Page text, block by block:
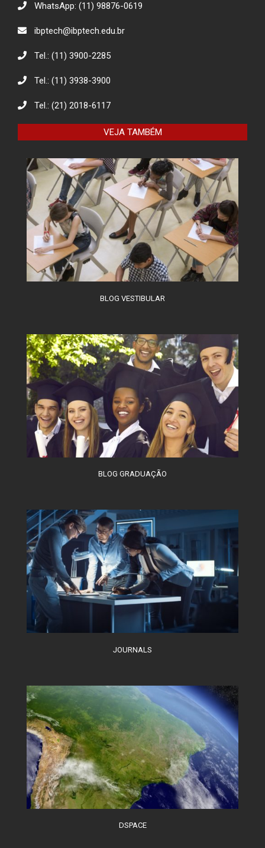
WhatsApp: (11) 98876-0619
ibptech@ibptech.edu.br
Tel.: (11) 3900-2285
Tel.: (11) 3938-3900
Tel.: (21) 2018-6117
VEJA TAMBÉM
BLOG VESTIBULAR
BLOG GRADUAÇÃO
JOURNALS
DSPACE